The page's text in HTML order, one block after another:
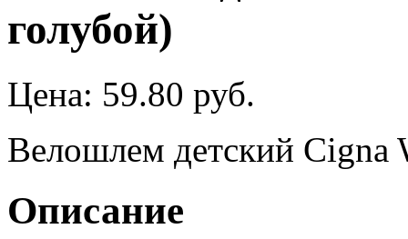
голубой)
Цена: 59.80 руб.
Велошлем детский Cigna
Описание